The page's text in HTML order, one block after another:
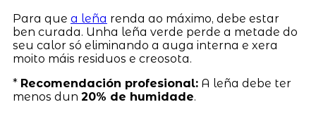
Para que a leña renda ao máximo, debe estar
ben curada. Unha leña verde perde a metade do
seu calor só eliminando a auga interna e xera
moito máis residuos e creosota.
* Recomendación profesional:A leña debe ter
menos dun 20% de humidade.